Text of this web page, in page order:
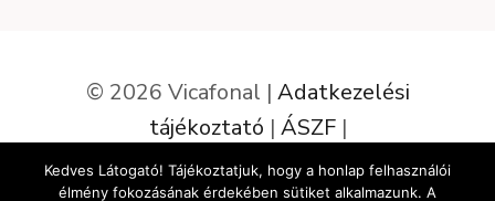
© 2026 Vicafonal | Adatkezelési
tájékoztató | ÁSZF|
Elállás a szerződéstől
Kedves Látogató! Tájékoztatjuk, hogy a honlap felhasználói
élmény fokozásának érdekében sütiket alkalmazunk. A